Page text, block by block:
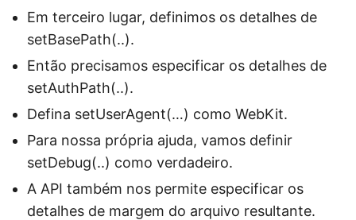
Em terceiro lugar, definimos os detalhes de
setBasePath(..).
Então precisamos especificar os detalhes de
setAuthPath(..).
Defina setUserAgent(…) como WebKit.
Para nossa própria ajuda, vamos definir
setDebug(..) como verdadeiro.
A API também nos permite especificar os
detalhes de margem do arquivo resultante.